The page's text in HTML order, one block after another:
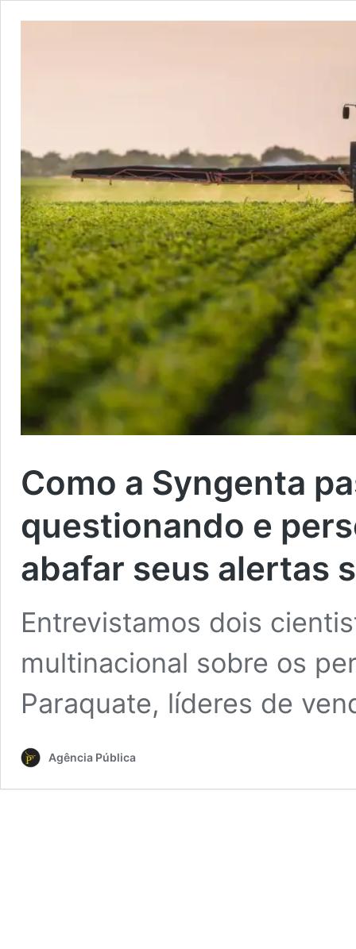
Como a Syngenta
questionando e
abafar seus alertas
Entrevistamos dois
multinacional sobre os
Paraquate, líderes de
Agência Pública